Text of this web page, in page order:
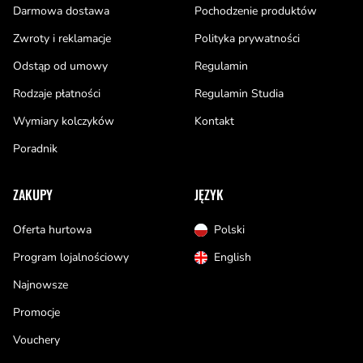
Darmowa dostawa
Zwroty i reklamacje
Odstąp od umowy
Rodzaje płatności
Wymiary kolczyków
Poradnik
Pochodzenie produktów
Polityka prywatności
Regulamin
Regulamin Studia
Kontakt
ZAKUPY
Oferta hurtowa
Program lojalnościowy
Najnowsze
Promocje
Vouchery
JĘZYK
Polski
English